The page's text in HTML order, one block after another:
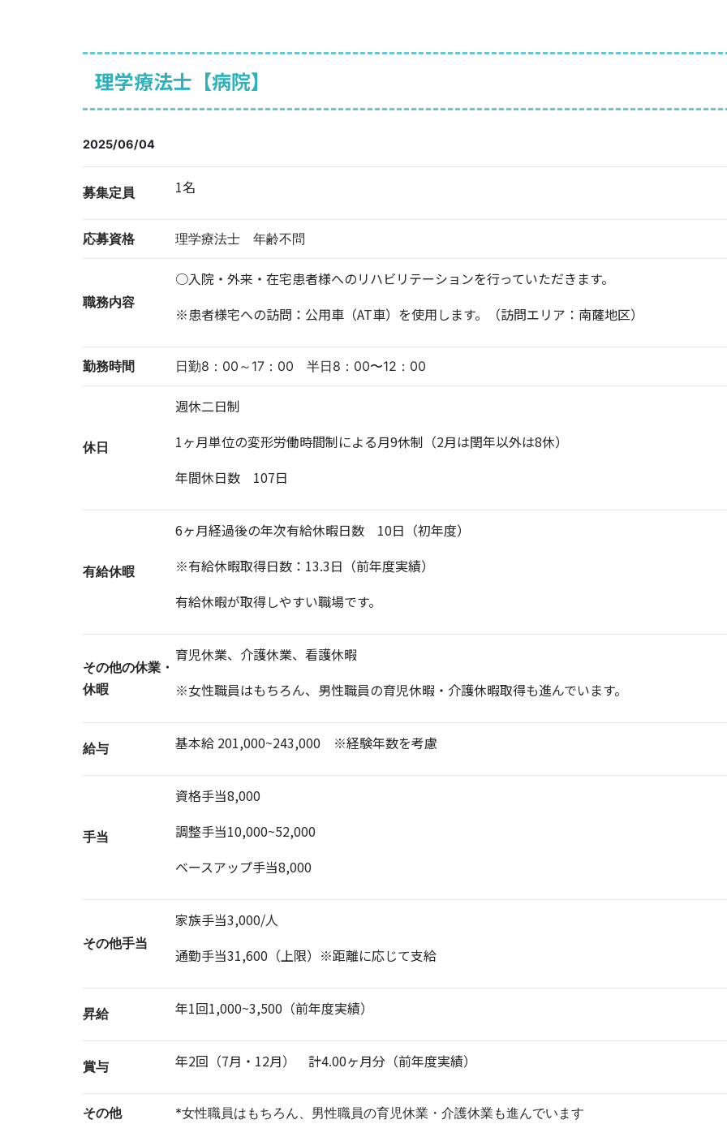
理学療法士【病院】
2025/06/04
募集定員 1名
応募資格 理学療法士 年齢不問
職務内容
○入院・外来・在宅患者様へのリハビリテーションを行っていただきます。
※患者様宅への訪問：公用車（AT車）を使用します。（訪問エリア：南薩地区）
勤務時間 日勤8：00～17：00 半日8：00〜12：00
休日
週休二日制
1ヶ月単位の変形労働時間制による月9休制（2月は閏年以外は8休）
年間休日数 107日
有給休暇
6ヶ月経過後の年次有給休暇日数 10日（初年度）
※有給休暇取得日数：13.3日（前年度実績）
有給休暇が取得しやすい職場です。
その他の休業・
休暇
育児休業、介護休業、看護休暇
※女性職員はもちろん、男性職員の育児休暇・介護休暇取得も進んでいます。
給与 基本給 201,000~243,000 ※経験年数を考慮
手当
資格手当8,000
調整手当10,000~52,000
ベースアップ手当8,000
その他手当
家族手当3,000/人
通勤手当31,600（上限）※距離に応じて支給
昇給 年1回1,000~3,500（前年度実績）
賞与 年2回（7月・12月） 計4.00ヶ月分（前年度実績）
その他 *女性職員はもちろん、男性職員の育児休業・介護休業も進んでいます